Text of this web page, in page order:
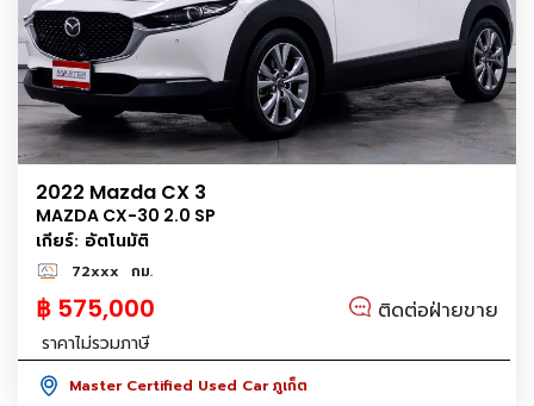
2022 Mazda CX 3
MAZDA CX-30 2.0 SP
เกียร์: อัตโนมัติ
72xxx กม.
฿ 575,000 ติดต่อฝ่ายขาย
ราคาไม่รวมภาษี
Master Certified Used Car ภูเก็ต